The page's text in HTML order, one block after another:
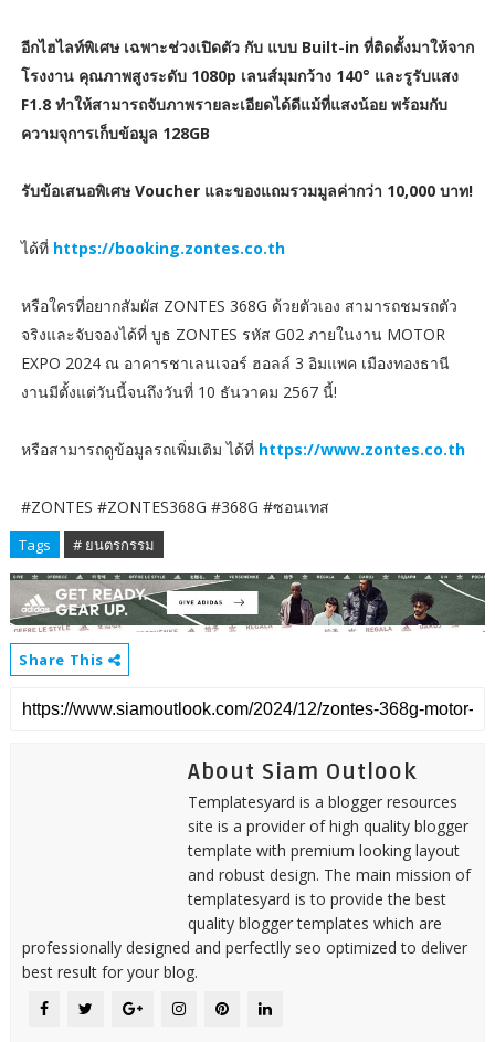
อีกไฮไลท์​พิเศษ​ เฉพาะช่วงเปิดตัว กับ แบบ Built-in ที่ติดตั้งมาให้จาก
โรงงาน คุณภาพสูงระดับ 1080p เลนส์มุมกว้าง 140° และรูรับแสง
F1.8 ทำให้สามารถจับภาพรายละเอียดได้ดีแม้ที่แสงน้อย พร้อมกับ
ความจุการเก็บข้อมูล 128GB
รับข้อเสนอพิเศษ Voucher และของแถมรวมมูลค่ากว่า 10,000 บาท!
ได้ที่ https://booking.zontes.co.th
หรือใครที่อยากสัมผัส ZONTES 368G ด้วยตัวเอง สามารถชมรถตัว
จริงและจับจองได้ที่ บูธ ZONTES รหัส G02 ภายในงาน MOTOR
EXPO 2024 ณ อาคารชาเลนเจอร์ ฮอลล์ 3 อิมแพค เมืองทองธานี
งานมีตั้งแต่วันนี้จนถึงวันที่ 10 ธันวาคม 2567 นี้!
หรือสามารถดูข้อมูลรถเพิ่มเติม ได้ที่ https://www.zontes.co.th
#ZONTES #ZONTES368G #368G #ซอนเทส
Tags # ยนตรกรรม
Share This
About Siam Outlook
Templatesyard is a blogger resources
site is a provider of high quality blogger
template with premium looking layout
and robust design. The main mission of
templatesyard is to provide the best
quality blogger templates which are
professionally designed and perfectlly seo optimized to deliver
best result for your blog.